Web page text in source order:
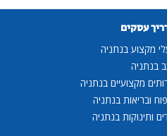
עסקים
מקצוע בנתניה
בנתניה
מקצועיים בנתניה
ובריאות בנתניה
ותינוקות בנתניה